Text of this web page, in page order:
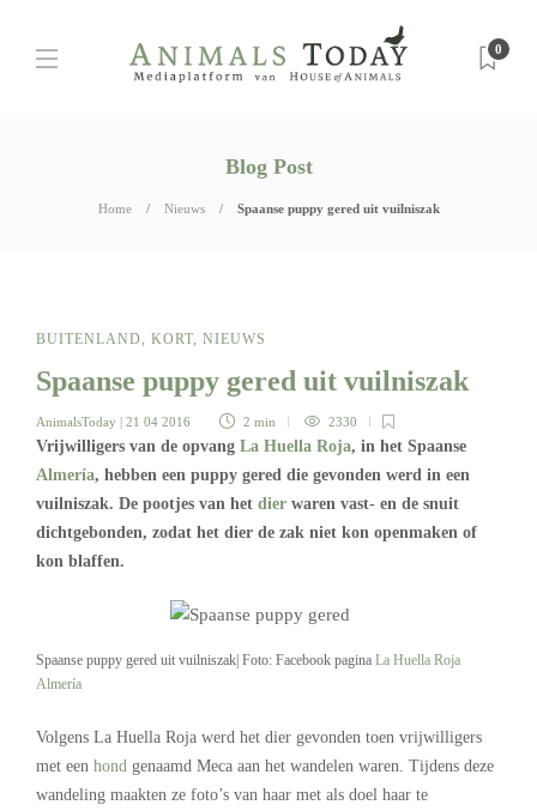
0
Blog Post
Home Nieuws Spaanse puppy gered uit vuilniszak
BUITENLAND, KORT, NIEUWS
Spaanse puppy gered uit vuilniszak
AnimalsToday | 21 04 2016 2 min 2330
Vrijwilligers van de opvang La Huella Roja, in het Spaanse
Almería, hebben een puppy gered die gevonden werd in een
vuilniszak. De pootjes van het dier waren vast- en de snuit
dichtgebonden, zodat het dier de zak niet kon openmaken of
kon blaffen.
Spaanse puppy gered uit vuilniszak| Foto: Facebook pagina La Huella Roja
Almería
Volgens La Huella Roja werd het dier gevonden toen vrijwilligers
met een hond genaamd Meca aan het wandelen waren. Tijdens deze
wandeling maakten ze foto’s van haar met als doel haar te